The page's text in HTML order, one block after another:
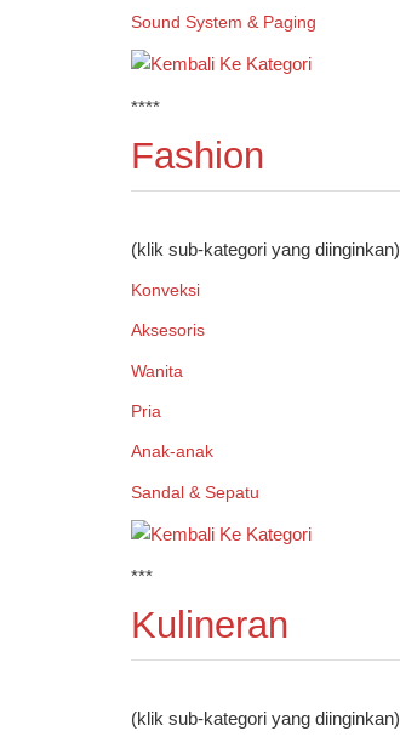
Sound System & Paging
****
Fashion
(klik sub-kategori yang diinginkan)
Konveksi
Aksesoris
Wanita
Pria
Anak-anak
Sandal & Sepatu
***
Kulineran
(klik sub-kategori yang diinginkan)